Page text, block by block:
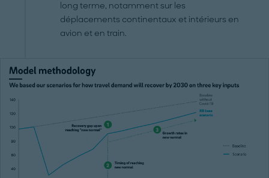
long terme, notamment sur les
déplacements continentaux et intérieurs en
avion et en train.